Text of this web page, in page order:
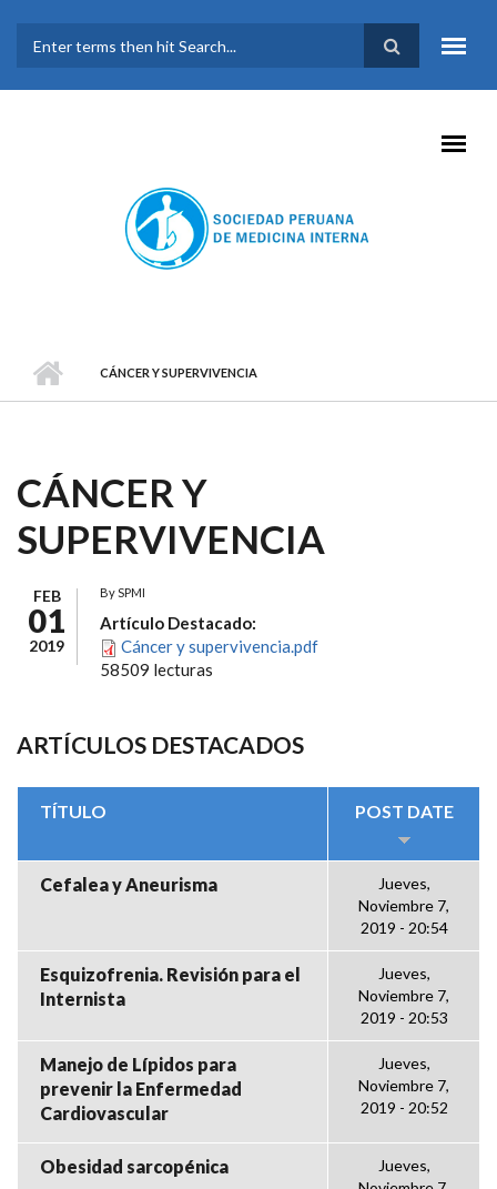
FORMULARIO DE
BÚSQUEDA
CÁNCER Y SUPERVIVENCIA
CÁNCER Y
SUPERVIVENCIA
FEB
01
2019
BySPMI
Artículo Destacado:
Cáncer y supervivencia.pdf
58509 lecturas
ARTÍCULOS DESTACADOS
TÍTULO POST DATE
Cefalea y Aneurisma
Jueves,
Noviembre 7,
2019 - 20:54
Esquizofrenia. Revisión para el
Internista
Jueves,
Noviembre 7,
2019 - 20:53
Manejo de Lípidos para
prevenir la Enfermedad
Cardiovascular
Jueves,
Noviembre 7,
2019 - 20:52
Obesidad sarcopénica
Jueves,